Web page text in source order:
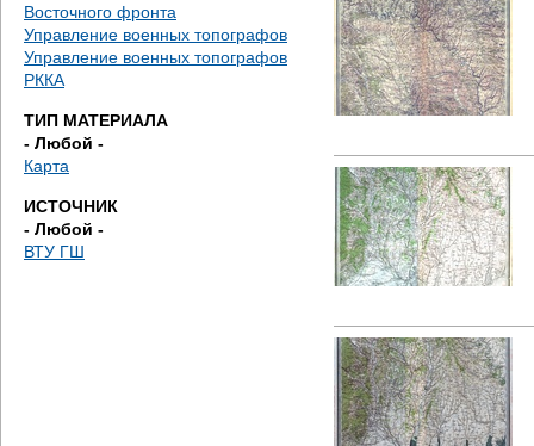
Восточного фронта
Управление военных топографов
Управление военных топографов
РККА
ТИП МАТЕРИАЛА
- Любой -
Карта
ИСТОЧНИК
- Любой -
ВТУ ГШ